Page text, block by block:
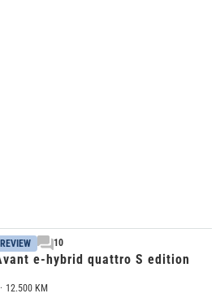
10
e-hybrid quattro S edition
12.500 KM